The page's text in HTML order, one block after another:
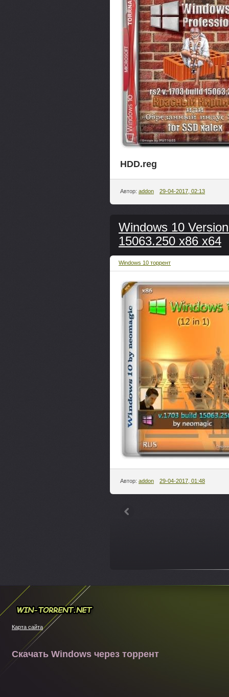
HDD.reg
Автор: addon 29-04-2017, 02:13
Windows 10
15063.250 x86 x64
Windows 10 торрент
Автор: addon 29-04-2017, 01:48
Карта сайта
Скачать Windows через торрент